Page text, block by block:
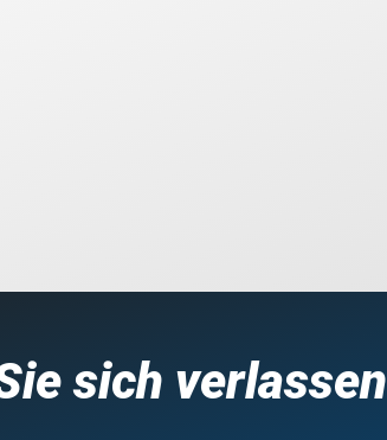
sich verlassen